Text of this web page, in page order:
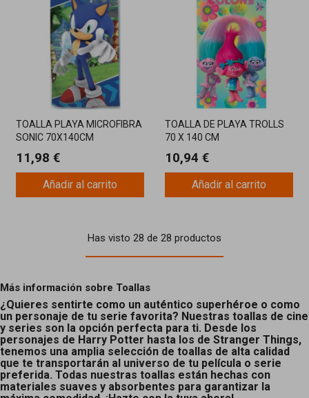
TOALLA PLAYA MICROFIBRA
SONIC 70X140CM
11,98 €
Añadir al carrito
TOALLA DE PLAYA TROLLS
70 X 140 CM
10,94 €
Añadir al carrito
Has visto 28 de 28 productos
Más información sobre Toallas
¿Quieres sentirte como un auténtico superhéroe o como
un personaje de tu serie favorita? Nuestras toallas de cine
y series son la opción perfecta para ti. Desde los
personajes de Harry Potter hasta los de Stranger Things,
tenemos una amplia selección de toallas de alta calidad
que te transportarán al universo de tu película o serie
preferida. Todas nuestras toallas están hechas con
materiales suaves y absorbentes para garantizar la